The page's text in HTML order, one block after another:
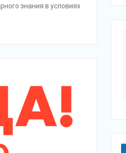
знания в условиях